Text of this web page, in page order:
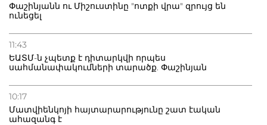
Փաշինյանն ու Միշուստինը "ոտքի վրա" զրույց են
ունեցել
11:43
ԵԱՏՄ-ն չպետք է դիտարկվի որպես
սահմանափակումների տարածք. Փաշինյան
10:17
Մատվիենկոյի հայտարարությունը շատ էական
ահազանգ է